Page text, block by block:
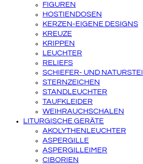
FIGUREN
HOSTIENDOSEN
KERZEN-EIGENE DESIGNS
KREUZE
KRIPPEN
LEUCHTER
RELIEFS
SCHIEFER- UND
STERNZEICHEN
STANDLEUCHTER
TAUFKLEIDER
WEIHRAUCHSCHALEN
LITURGISCHE GERÄTE
AKOLYTHENLEUCHTER
ASPERGILLE
ASPERGILLEIMER
CIBORIEN